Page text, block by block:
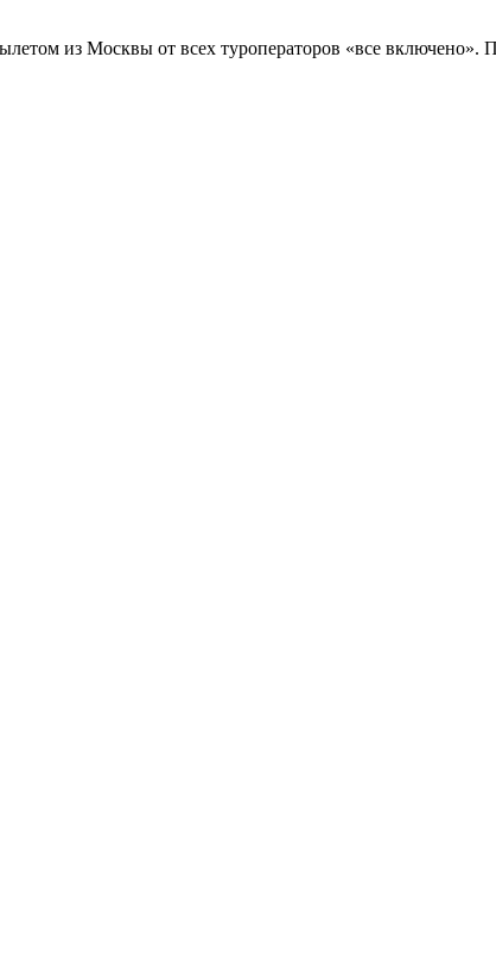
из Москвы от всех туроператоров «все включено».